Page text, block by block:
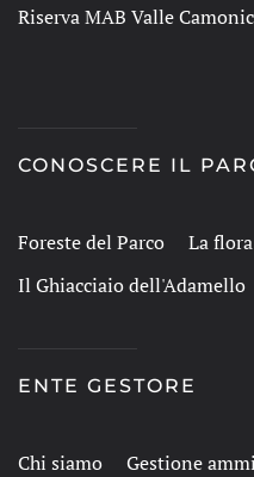
Riserva MAB Valle
CONOSCERE IL
Foreste del Parco La flora
Il Ghiacciaio dell'Adamello
ENTE GESTORE
Chi siamo Gestione